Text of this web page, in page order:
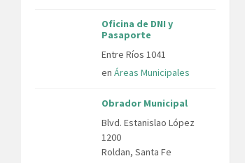
Oficina de DNI y
Pasaporte
Entre Ríos 1041
en Áreas Municipales
Obrador Municipal
Blvd. Estanislao López
1200
Roldan, Santa Fe